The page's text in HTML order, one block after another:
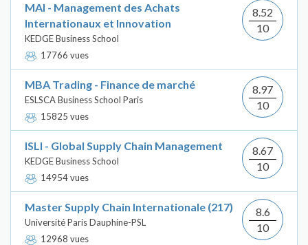
MAI - Management des Achats
Internationaux et Innovation
KEDGE Business School
17766 vues
8.52
10
MBA Trading - Finance de marché
ESLSCA Business School Paris
15825 vues
8.97
10
ISLI - Global Supply Chain Management
KEDGE Business School
14954 vues
8.67
10
Master Supply Chain Internationale (217)
Université Paris Dauphine-PSL
12968 vues
8.6
10